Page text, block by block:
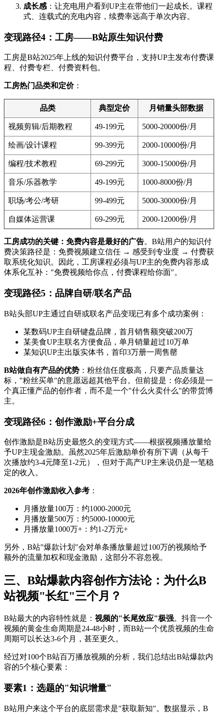
成长感 ：让充电用户看到UP主在带他们一起成长。课程
式、连载式的充电内容，续费率远高于单次内容。
变现路径4：工房——B站原生知识付费
工房是B站2025年上线的知识付费平台，支持UP主发布付费课
程、付费专栏、付费资料包。
工房热门品类和定价：
品类 典型定价 月销量头部数据
视频剪辑/后期教程 49-199元 5000-20000份/月
绘画/设计课程 99-399元 2000-10000份/月
编程/技术教程 69-299元 3000-15000份/月
音乐/乐器教学 49-199元 1000-8000份/月
职场/考公/考研 99-499元 5000-30000份/月
自媒体运营课 69-299元 2000-12000份/月
工房成功的关键：免费内容是最好的广告。B站用户的知识付
费决策路径是：免费视频建立信任 → 感受到专业度 → 付费获
取系统化知识。因此，工房课程必须与UP主的免费内容形成
体系化互补："免费视频给你点，付费课程给你面"。
变现路径5：品牌自研/联名产品
B站头部UP主通过自研或联名产品变现已有多个成功案例：
某数码UP主自研键盘品牌，首月销售额突破200万
某美食UP主联名方便食品，单月销量超过10万单
某知识UP主出版实体书，首印3万册一周售罄
B站做自有产品的优势 ：粉丝信任度极高，只要产品质量达
标，"粉丝买单"的意愿远超其他平台。但前提是：你必须是一
个真正懂产品的创作者，而不是一个"什么火卖什么"的带货博
主。
变现路径6：创作激励+平台分成
创作激励是B站历史最悠久的变现方式——根据视频播放量给
予UP主现金激励。虽然2025年后激励单价有所下调（从每千
次播放约3-4元降至1-2元），但对于高产UP主来说仍是一笔稳
定的收入。
2026年创作激励收入参考 ：
月播放量100万：约1000-2000元
月播放量500万：约5000-10000元
月播放量1000万+：约1-2万元+
另外，B站"爆款计划"会对单条播放量超过100万的视频给予
额外的流量加权和现金激励，这部分不容忽视。
三、B站爆款内容创作方法论：为什么B
站视频"长红"三个月？
B站最大的内容特性就是： 视频的"长尾效应"极强。抖音一个
视频的黄金生命周期是24-48小时，而B站一个优质视频的生命
周期可以长达3-6个月，甚至更久。
经过对100个B站百万播放视频的分析，我们总结出B站爆款内
容的5个核心要素：
要素1：选题的"知识增量"
B站用户来这个平台的底层需求是"获取新知"。数据显示，B